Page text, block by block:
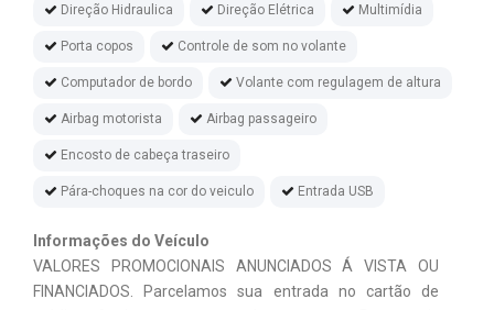
Direção Hidraulica Direção Elétrica Multimídia
Porta copos Controle de som no volante
Computador de bordo Volante com regulagem de altura
Airbag motorista Airbag passageiro
Encosto de cabeça traseiro
Pára-choques na cor do veiculo Entrada USB
Informações do Veículo
VALORES PROMOCIONAIS ANUNCIADOS Á VISTA OU
FINANCIADOS. Parcelamos sua entrada no cartão de